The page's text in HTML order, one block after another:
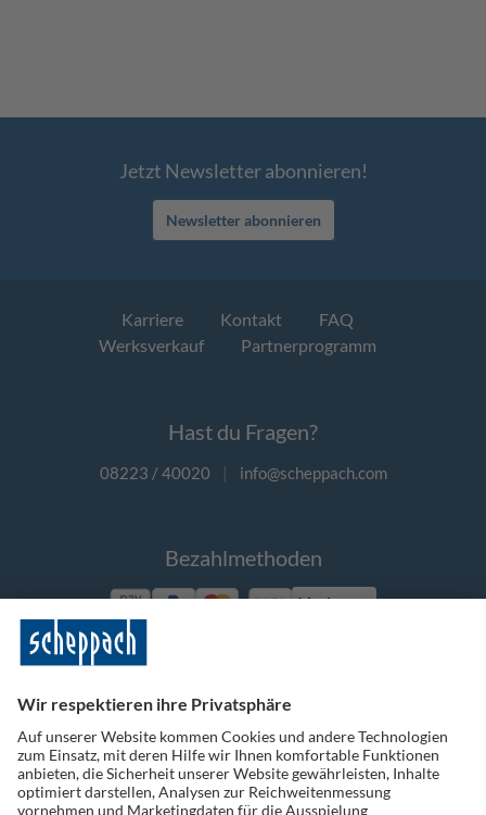
Jetzt Newsletter abonnieren!
Newsletter abonnieren
Karriere Kontakt
FAQ
Werksverkauf
Partnerprogramm
Hast du Fragen?
08223 / 40020 | info@scheppach.com
Bezahlmethoden
Vorkasse
Folge uns auf Social Media